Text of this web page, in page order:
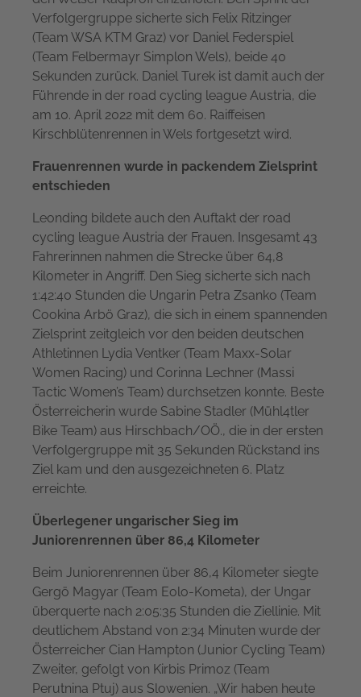
Verfolgergruppe sicherte sich Felix Ritzinger
(Team WSA KTM Graz) vor Daniel Federspiel
(Team Felbermayr Simplon Wels), beide 40
Sekunden zurück. Daniel Turek ist damit auch der
Führende in der road cycling league Austria, die
am 10. April 2022 mit dem 60. Raiffeisen
Kirschblütenrennen in Wels fortgesetzt wird.
Frauenrennen wurde in packendem Zielsprint
entschieden
Leonding bildete auch den Auftakt der road
cycling league Austria der Frauen. Insgesamt 43
Fahrerinnen nahmen die Strecke über 64,8
Kilometer in Angriff. Den Sieg sicherte sich nach
1:42:40 Stunden die Ungarin Petra Zsanko (Team
Cookina Arbö Graz), die sich in einem spannenden
Zielsprint zeitgleich vor den beiden deutschen
Athletinnen Lydia Ventker (Team Maxx-Solar
Women Racing) und Corinna Lechner (Massi
Tactic Women’s Team) durchsetzen konnte. Beste
Österreicherin wurde Sabine Stadler (Mühl4tler
Bike Team) aus Hirschbach/OÖ., die in der ersten
Verfolgergruppe mit 35 Sekunden Rückstand ins
Ziel kam und den ausgezeichneten 6. Platz
erreichte.
Überlegener ungarischer Sieg im
Juniorenrennen über 86,4 Kilometer
Beim Juniorenrennen über 86,4 Kilometer siegte
Gergö Magyar (Team Eolo-Kometa), der Ungar
überquerte nach 2:05:35 Stunden die Ziellinie. Mit
deutlichem Abstand von 2:34 Minuten wurde der
Österreicher Cian Hampton (Junior Cycling Team)
Zweiter, gefolgt von Kirbis Primoz (Team
Perutnina Ptuj) aus Slowenien. „Wir haben heute